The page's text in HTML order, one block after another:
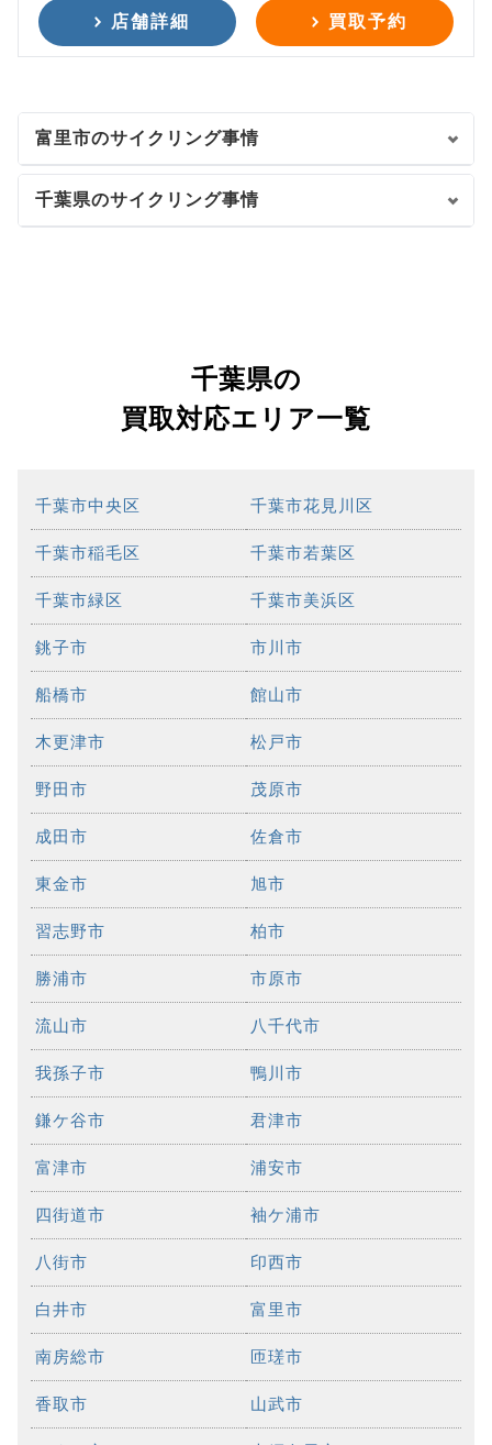
店舗詳細 買取予約
富里市のサイクリング事情
千葉県のサイクリング事情
千葉県の
買取対応エリア一覧
千葉市中央区 千葉市花見川区
千葉市稲毛区 千葉市若葉区
千葉市緑区 千葉市美浜区
銚子市 市川市
船橋市 館山市
木更津市 松戸市
野田市 茂原市
成田市 佐倉市
東金市 旭市
習志野市 柏市
勝浦市 市原市
流山市 八千代市
我孫子市 鴨川市
鎌ケ谷市 君津市
富津市 浦安市
四街道市 袖ケ浦市
八街市 印西市
白井市 富里市
南房総市 匝瑳市
香取市 山武市